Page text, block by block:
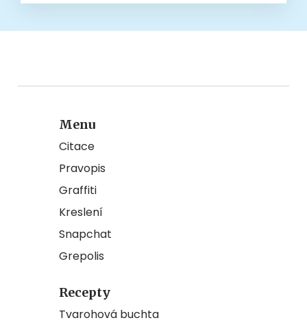
Menu
Citace
Pravopis
Graffiti
Kreslení
Snapchat
Grepolis
Recepty
Tvarohová buchta